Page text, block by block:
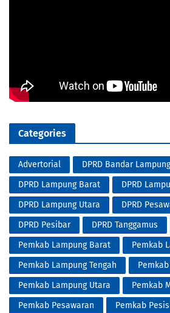
Categories
Advertorial DPRD Bandar Lampung
DPRD Lampung Barat
DPRD
DPRD Lampung Utara
DPRD
DPRD Pesibar
DPRD Tanggamus
Pemkab Lampung Barat
Pemkab
Pemkab Lampung Tengah
Pemkab Lampung Utara
Pemkab
Pemkab Pesawaran
Pemkab